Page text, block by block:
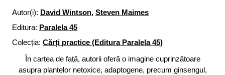
Autor(i): David Wintson, Steven Maimes
Editura: Paralela 45
Colecția: Cărți practice (Editura Paralela 45)
În cartea de față, autorii oferă o imagine cuprinzătoare
asupra plantelor netoxice, adaptogene, precum ginsengul,